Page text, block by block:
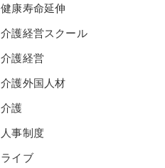
健康寿命延伸
介護経営スクール
介護経営
介護外国人材
介護
人事制度
ライブ